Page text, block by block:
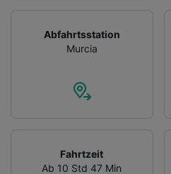
Abfahrtsstation
Murcia
Fahrtzeit
Ab 10 Std 47 Min